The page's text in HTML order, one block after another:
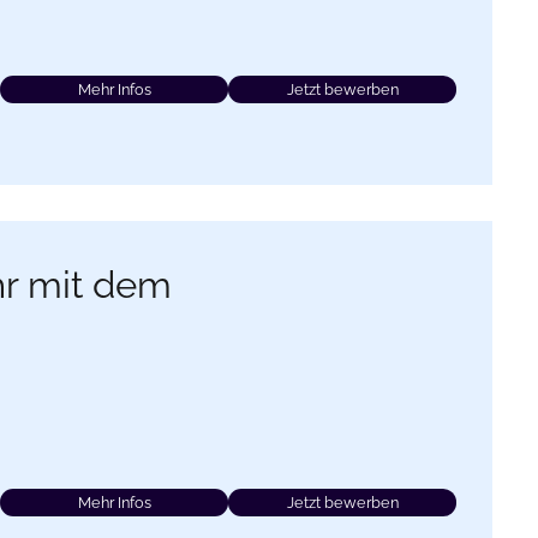
Mehr Infos Jetzt bewerben
mit dem
Mehr Infos Jetzt bewerben